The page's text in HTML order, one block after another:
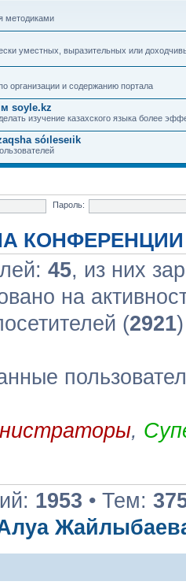
методиками
уместных, выразительных или
организации и содержанию портала
soyle.kz
изучение казахского языка более
sóıleseıik
Пароль:
КОНФЕРЕНЦИИ
45, из них
на
(2921
,
1953 • Тем: